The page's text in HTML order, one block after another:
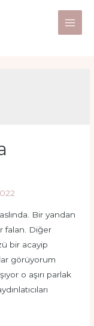
Main
Bir yandan
falan. Diğer
bir acayip
görüyorum
o aşırı parlak